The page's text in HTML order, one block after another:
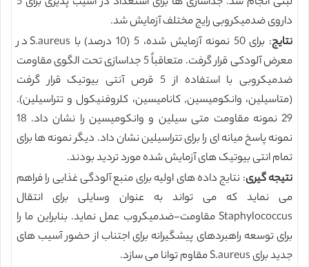
داروی ضدمیکروبی رایج مختلف آزمایش شد.
نتایج
: برای 50 نمونه آزمایش شده، 5 (10 درصد) با S.aureus در
معرض آلودکی قرار گرفت. متعاقباً 5 جداسازی تحت الگوی مقاومت
ضدمیکروبی با استفاده از 5 قرص آنتی بیوتیک قرار گرفت
(متاسیلین، وانکومیسین, کانامیسین، کلروفنیکول و تتراسیلین).
29 نمونه مقاومت متی سیلین و وانکومیسین را نشان داد. 18
نمونه پاسخ میانه ای را برای تتراسیلین نشان داد. دیگر نمونه ها برای
تمام انتی بیوتیک های آزمایش شده مورد تردید بودند.
نتیجه گیری: نتایج داده های اولیه برای منبع آلودگی غذایی را فراهم
می نماید که می تواند به عنوان وسایلی برای انتقال
Staphylococcus مقاومت-ضدمیکروب عمل نماید. بنابراین ما را
برای توسعه راهبردهای پیشگیرانه برای اجتناب از حضور آسیب های
جدید برای S.aureus مقاوم توانا می سازد.